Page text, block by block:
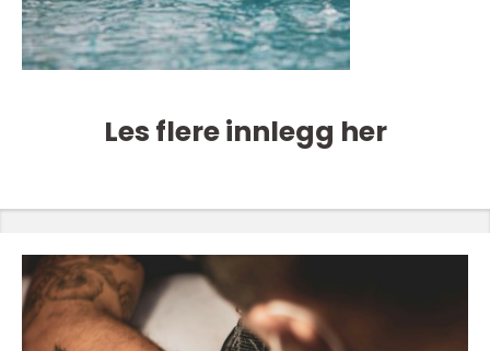
Les flere innlegg her